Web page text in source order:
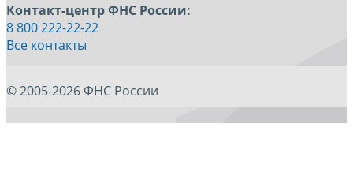
Контакт-центр ФНС России:
8 800 222-22-22
Все контакты
© 2005-2026 ФНС России